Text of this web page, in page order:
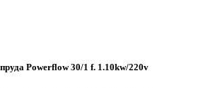
Powerflow 30/1 f. 1.10kw/220v